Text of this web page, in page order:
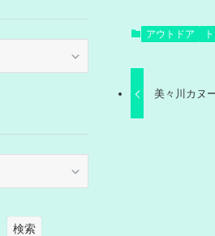
アウトドア
美々川カヌ
検索